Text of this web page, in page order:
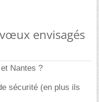
envisagés
Nantes ?
sécurité (en plus ils